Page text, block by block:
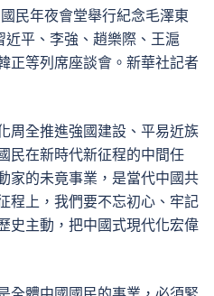
民年夜會堂舉行紀念毛澤東
近平、李強、趙樂際、王滬
正等列席座談會。新華社記者
周全推進強國建設、平易近族
民在新時代新征程的中間任
家的未竟事業，是當代中國共
程上，我們要不忘初心、牢記
史主動，把中國式現代化宏偉